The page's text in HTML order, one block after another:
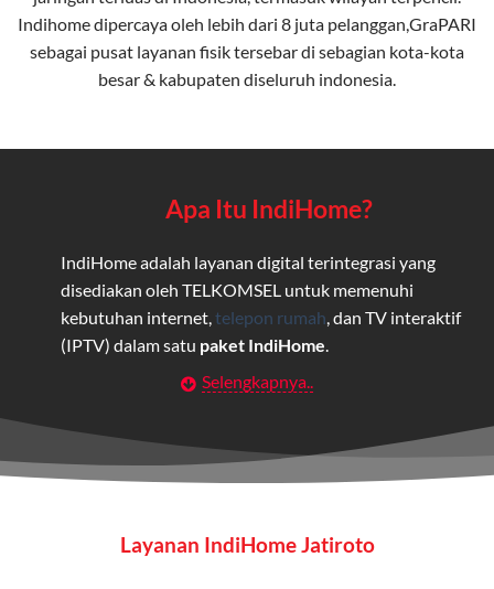
Indihome dipercaya oleh lebih dari 8 juta pelanggan,GraPARI
sebagai pusat layanan fisik tersebar di sebagian kota-kota
besar & kabupaten diseluruh indonesia.
Apa Itu IndiHome?
IndiHome adalah layanan digital terintegrasi yang
disediakan oleh TELKOMSEL untuk memenuhi
kebutuhan internet, telepon rumah , dan TV interaktif
(IPTV) dalam satu paket IndiHome
Layanan Wifi Indihome ini dirancang untuk
maupun individu yang membutuhkan konektivitas dan
hiburan berkualitas tinggi.
Selengkapnya..
Layanan IndiHome Jatiroto